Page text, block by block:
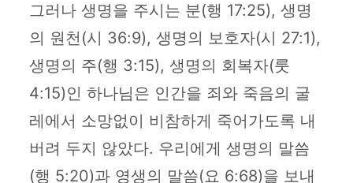
그러나 생명을 주시는 분(행 17:25), 생명
의 원천(시 36:9), 생명의 보호자(시 27:1),
생명의 주(행 3:15), 생명의 회복자(룻
4:15)인 하나님은 인간을 죄와 죽음의 굴
레에서 소망없이 비참하게 죽어가도록 내
버려 두지 않았다. 우리에게 생명의 말씀
(행 5:20)과 영생의 말씀(요 6:68)을 보내